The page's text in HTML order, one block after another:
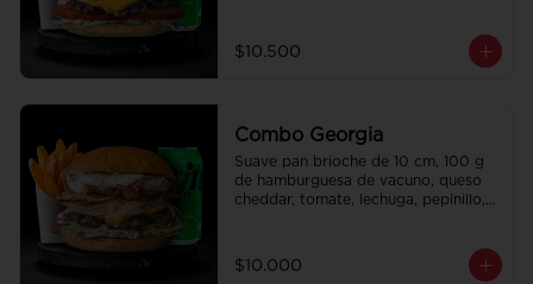
Papas fritas perfectamente
condimentadas, salsa de la casa de
$10.500
Combo Georgia
Suave pan brioche de 10 cm, 100 g
de hamburguesa de vacuno, queso
cheddar, tomate, lechuga, pepinillo,
condimentadas, salsa de la casa de
regalo a elección y una bebida de
$10.000